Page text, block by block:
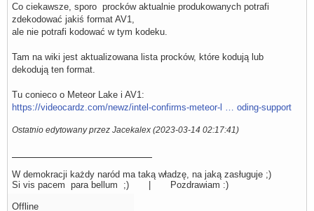
Co ciekawsze, sporo procków aktualnie produkowanych potrafi
zdekodować jakiś format AV1,
ale nie potrafi kodować w tym kodeku.
Tam na wiki jest aktualizowana lista procków, które kodują lub
dekodują ten format.
Tu conieco o Meteor Lake i AV1:
https://videocardz.com/newz/intel-confirms-meteor-l … oding-support
Ostatnio edytowany przez Jacekalex (2023-03-14 02:17:41)
W demokracji każdy naród ma taką władzę, na jaką zasługuje ;)
Si vis pacem para bellum ;) | Pozdrawiam :)
Offline